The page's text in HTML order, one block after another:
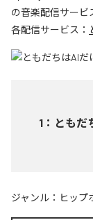
の音楽配信サービ
各配信サービス：
1 ： ともだ
ジャンル： ヒップ